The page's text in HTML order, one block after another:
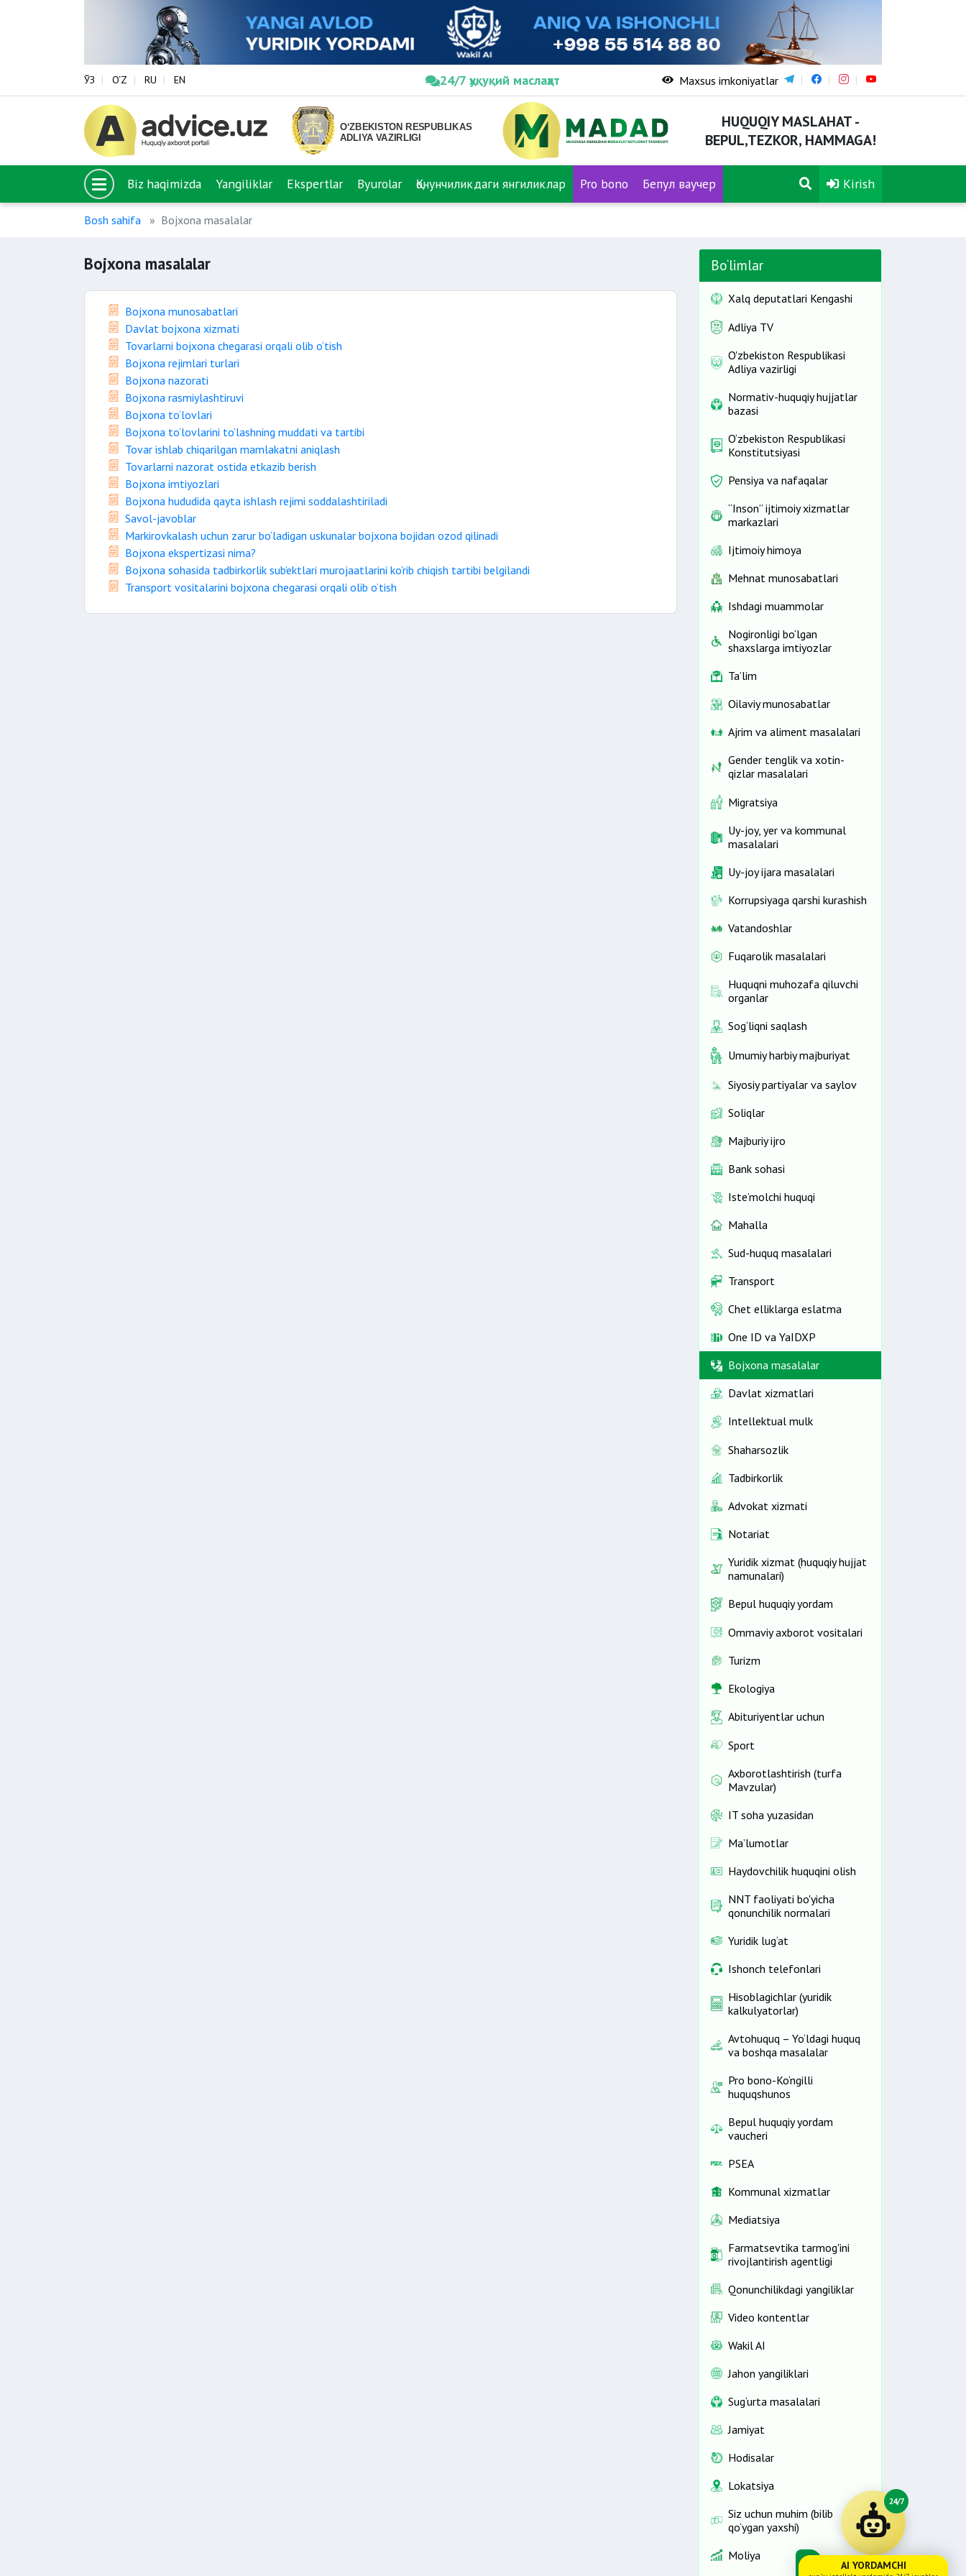
ЎЗ O‘Z RU EN 24/7 ҳуқуқий маслаҳат Maxsus imkoniyatlar
HUQUQIY MASLAHAT -
BEPUL,TEZKOR, HAMMAGA!
Biz haqimizda Yangiliklar Ekspertlar Byurolar Қонунчиликдаги янгиликлар Pro bono Бепул ваучер Kirish
Bosh sahifa Bojxona masalalar
Bojxona masalalar
Bojxona munosabatlari
Davlat bojxona xizmati
Tovarlarni bojxona chegarasi orqali olib o‘tish
Bojxona rejimlari turlari
Bojxona nazorati
Bojxona rasmiylashtiruvi
Bojxona to‘lovlari
Bojxona to‘lovlarini to‘lashning muddati va tartibi
Tovar ishlab chiqarilgan mamlakatni aniqlash
Tovarlarni nazorat ostida etkazib berish
Bojxona imtiyozlari
Bojxona hududida qayta ishlash rejimi soddalashtiriladi
Savol-javoblar
Markirovkalash uchun zarur bo‘ladigan uskunalar bojxona bojidan ozod qilinadi
Bojxona ekspertizasi nima?
Bojxona sohasida tadbirkorlik sub’ektlari murojaatlarini ko‘rib chiqish tartibi belgilandi
Transport vositalarini bojxona chegarasi orqali olib o‘tish
Bo‘limlar
Xalq deputatlari Kengashi
Adliya TV
O'zbekiston Respublikasi
Adliya vazirligi
Normativ-huquqiy hujjatlar
bazasi
O‘zbekiston Respublikasi
Konstitutsiyasi
Pensiya va nafaqalar
“Inson” ijtimoiy xizmatlar
markazlari
Ijtimoiy himoya
Mehnat munosabatlari
Ishdagi muammolar
Nogironligi bo‘lgan
shaxslarga imtiyozlar
Ta’lim
Oilaviy munosabatlar
Ajrim va aliment masalalari
Gender tenglik va xotin-
qizlar masalalari
Migratsiya
Uy-joy, yer va kommunal
masalalari
Uy-joy ijara masalalari
Korrupsiyaga qarshi kurashish
Vatandoshlar
Fuqarolik masalalari
Huquqni muhozafa qiluvchi
organlar
Sog‘liqni saqlash
Umumiy harbiy majburiyat
Siyosiy partiyalar va saylov
Soliqlar
Majburiy ijro
Bank sohasi
Iste’molchi huquqi
Mahalla
Sud-huquq masalalari
Transport
Chet elliklarga eslatma
One ID vа YaIDXP
Bojxona masalalar
Davlat xizmatlari
Intellektual mulk
Shaharsozlik
Tadbirkorlik
Advokat xizmati
Notariat
Yuridik xizmat (huquqiy hujjat
namunalari)
Bepul huquqiy yordam
Ommaviy axborot vositalari
Turizm
Ekologiya
Abituriyentlar uchun
Sport
Axborotlashtirish (turfa
Mavzular)
IT soha yuzasidan
Ma’lumotlar
Haydovchilik huquqini olish
NNT faoliyati bo'yicha
qonunchilik normalari
Yuridik lug‘at
Ishonch telefonlari
Hisoblagichlar (yuridik
kalkulyatorlar)
Avtohuquq – Yo‘ldagi huquq
va boshqa masalalar
Pro bono-Ko‘ngilli
huquqshunos
Bepul huquqiy yordam
vaucheri
PSEA
Kommunal xizmatlar
Mediatsiya
Farmatsevtika tarmog'ini
rivojlantirish agentligi
Qonunchilikdagi yangiliklar
Video kontentlar
Wakil AI
Jahon yangiliklari
Sug‘urta masalalari
Jamiyat
Hodisalar
Lokatsiya
Siz uchun muhim (bilib
qo‘ygan yaxshi)
Moliya
24/7
AI YORDAMCHI